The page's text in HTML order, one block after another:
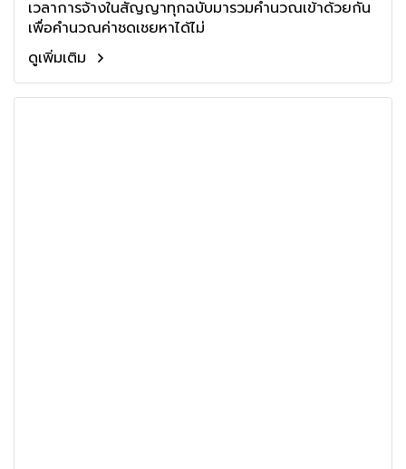
เวลาการจ้างในสัญญาทุกฉบับมารวมคำนวณเข้าด้วยกัน
เพื่อคำนวณค่าชดเชยหาได้ไม่
ดูเพิ่มเติม